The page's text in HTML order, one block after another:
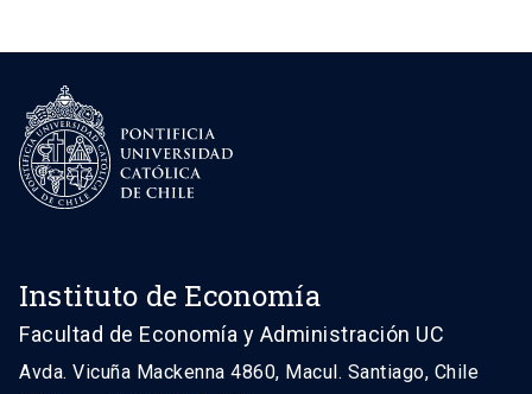
Instituto de Economía
Facultad de Economía y Administración UC
Avda. Vicuña Mackenna 4860, Macul. Santiago, Chile